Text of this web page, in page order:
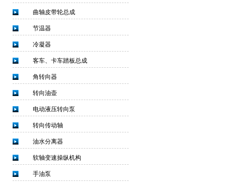
曲轴皮带轮总成
节温器
冷凝器
客车、卡车踏板总成
角转向器
转向油壶
电动液压转向泵
转向传动轴
油水分离器
软轴变速操纵机构
手油泵